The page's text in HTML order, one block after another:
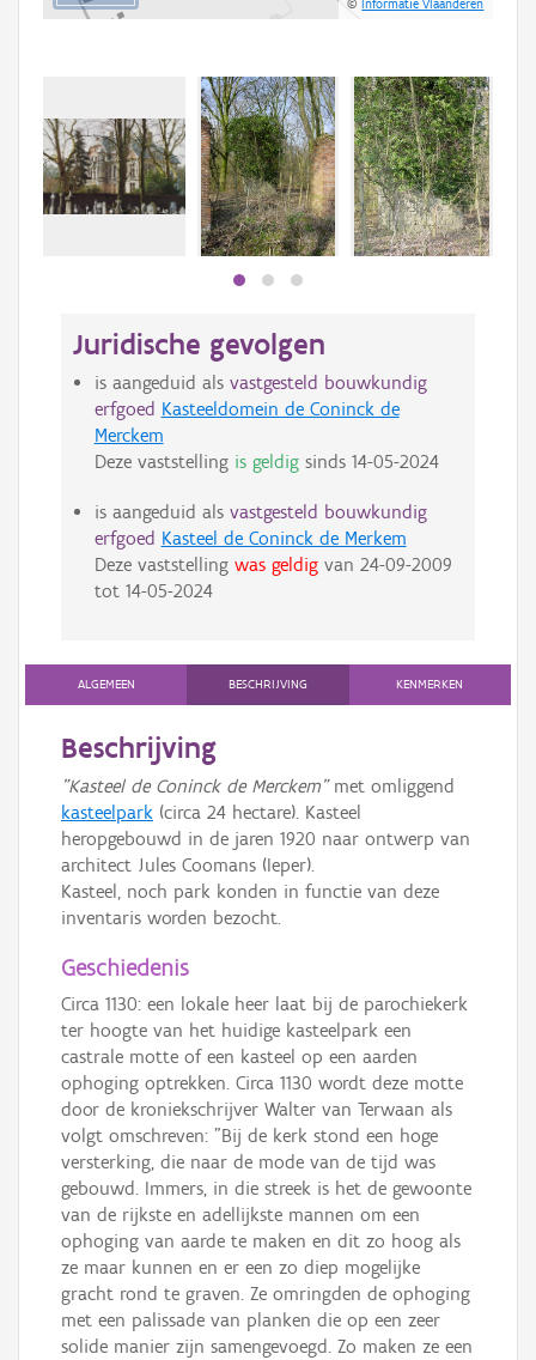
©Informatie Vlaanderen
Juridische gevolgen
is aangeduid als vastgesteld bouwkundig
erfgoed Kasteeldomein de Coninck de
Merckem
Deze vaststelling is geldigsinds 14-05-2024
is aangeduid als vastgesteld bouwkundig
erfgoed Kasteel de Coninck de Merkem
Deze vaststelling was geldigvan 24-09-2009
tot 14-05-2024
ALGEMEEN BESCHRIJVING KENMERKEN
Beschrijving
"Kasteel de Coninck de Merckem"met omliggend
kasteelpark (circa 24 hectare). Kasteel
heropgebouwd in de jaren 1920 naar ontwerp van
architect Jules Coomans (Ieper).
Kasteel, noch park konden in functie van deze
inventaris worden bezocht.
Geschiedenis
Circa 1130: een lokale heer laat bij de parochiekerk
ter hoogte van het huidige kasteelpark een
castrale motte of een kasteel op een aarden
ophoging optrekken. Circa 1130 wordt deze motte
door de kroniekschrijver Walter van Terwaan als
volgt omschreven: "Bij de kerk stond een hoge
versterking, die naar de mode van de tijd was
gebouwd. Immers, in die streek is het de gewoonte
van de rijkste en adellijkste mannen om een
ophoging van aarde te maken en dit zo hoog als
ze maar kunnen en er een zo diep mogelijke
gracht rond te graven. Ze omringden de ophoging
met een palissade van planken die op een zeer
solide manier zijn samengevoegd. Zo maken ze een